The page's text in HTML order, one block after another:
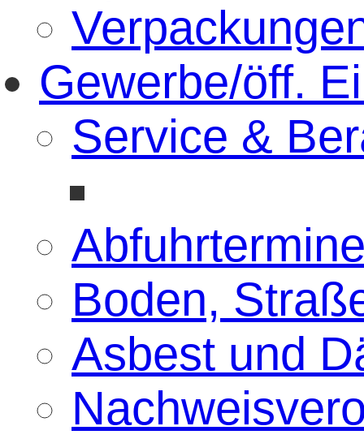
Gewerbe/öff.
Service &
Boden,
Asbest und